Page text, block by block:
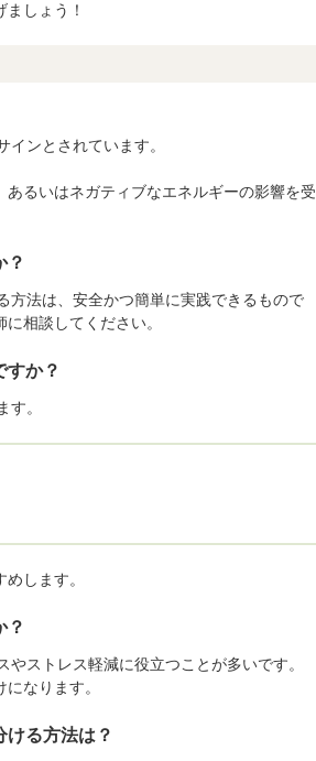
しょう！
ンとされています。
るいはネガティブなエネルギーの影響を受
？
方法は、安全かつ簡単に実践できるもので
相談してください。
すか？
。
します。
？
ストレス軽減に役立つことが多いです。
なります。
る方法は？